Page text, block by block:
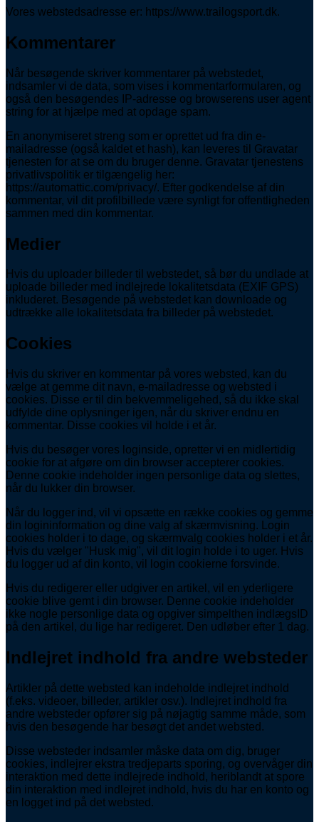
Vores webstedsadresse er: https://www.trailogsport.dk.
Kommentarer
Når besøgende skriver kommentarer på webstedet,
indsamler vi de data, som vises i kommentarformularen, og
også den besøgendes IP-adresse og browserens user agent
string for at hjælpe med at opdage spam.
En anonymiseret streng som er oprettet ud fra din e-
mailadresse (også kaldet et hash), kan leveres til Gravatar
tjenesten for at se om du bruger denne. Gravatar tjenestens
privatlivspolitik er tilgængelig her:
https://automattic.com/privacy/. Efter godkendelse af din
kommentar, vil dit profilbillede være synligt for offentligheden
sammen med din kommentar.
Medier
Hvis du uploader billeder til webstedet, så bør du undlade at
uploade billeder med indlejrede lokalitetsdata (EXIF GPS)
inkluderet. Besøgende på webstedet kan downloade og
udtrække alle lokalitetsdata fra billeder på webstedet.
Cookies
Hvis du skriver en kommentar på vores websted, kan du
vælge at gemme dit navn, e-mailadresse og websted i
cookies. Disse er til din bekvemmeligehed, så du ikke skal
udfylde dine oplysninger igen, når du skriver endnu en
kommentar. Disse cookies vil holde i et år.
Hvis du besøger vores loginside, opretter vi en midlertidig
cookie for at afgøre om din browser accepterer cookies.
Denne cookie indeholder ingen personlige data og slettes,
når du lukker din browser.
Når du logger ind, vil vi opsætte en række cookies og gemme
din logininformation og dine valg af skærmvisning. Login
cookies holder i to dage, og skærmvalg cookies holder i et år.
Hvis du vælger "Husk mig", vil dit login holde i to uger. Hvis
du logger ud af din konto, vil login cookierne forsvinde.
Hvis du redigerer eller udgiver en artikel, vil en yderligere
cookie blive gemt i din browser. Denne cookie indeholder
ikke nogle personlige data og opgiver simpelthen indlægsID
på den artikel, du lige har redigeret. Den udløber efter 1 dag.
Indlejret indhold fra andre websteder
Artikler på dette websted kan indeholde indlejret indhold
(f.eks. videoer, billeder, artikler osv.). Indlejret indhold fra
andre websteder opfører sig på nøjagtig samme måde, som
hvis den besøgende har besøgt det andet websted.
Disse websteder indsamler måske data om dig, bruger
cookies, indlejrer ekstra tredjeparts sporing, og overvåger din
interaktion med dette indlejrede indhold, heriblandt at spore
din interaktion med indlejret indhold, hvis du har en konto og
en logget ind på det websted.